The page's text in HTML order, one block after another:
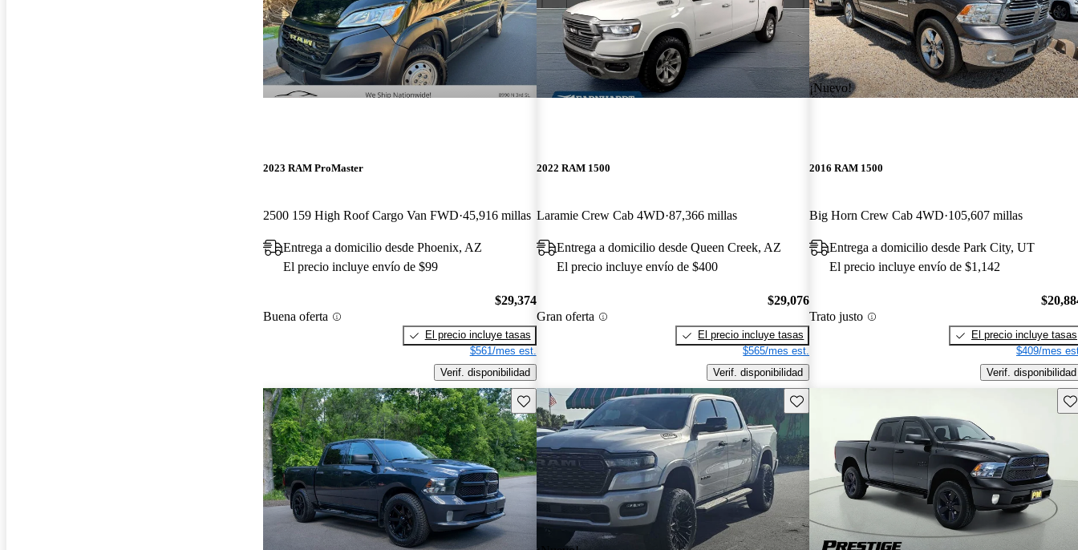
2023 RAM ProMaster
2500 159 High Roof Cargo Van FWD 45,916 millas
Entrega a domicilio desde Phoenix, AZ
El precio incluye envío de $99
Buena oferta
$29,374
El precio incluye tasas
$561/mes est.
Verif. disponibilidad
2022 RAM 1500
Laramie Crew Cab 4WD 87,366 millas
Entrega a domicilio desde Queen Creek, AZ
El precio incluye envío de $400
Gran oferta
$29,076
El precio incluye tasas
$565/mes est.
Verif. disponibilidad
¡Nuevo!
2016 RAM 1500
Big Horn Crew Cab 4WD 105,607 millas
Entrega a domicilio desde Park City, UT
El precio incluye envío de $1,142
Trato justo
El precio incluye tasas
$409/mes
Verif. disponibilidad
Guarda este Aviso Guarda este Aviso